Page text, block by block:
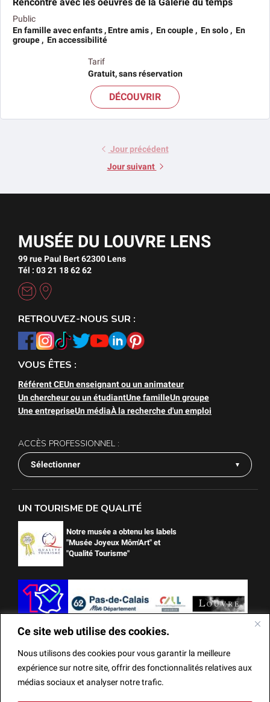
Ce site web utilise des cookies.
Nous utilisons des cookies pour vous garantir la meilleure
expérience sur notre site, offrir des fonctionnalités relatives aux
médias sociaux et analyser notre trafic.
Rencontre avec les oeuvres de la Galerie du temps
Public
En famille avec enfants , Entre amis , En couple , En solo , En
groupe , En accessibilité
Tarif
Gratuit, sans réservation
DÉCOUVRIR
Jour précédent
Jour suivant
MUSÉE DU LOUVRE LENS
99 rue Paul Bert 62300 Lens
Tél : 03 21 18 62 62
RETROUVEZ-NOUS SUR :
VOUS ÊTES :
Référent CEUn enseignant ou un animateur
Un chercheur ou un étudiantUne familleUn groupe
Une entrepriseUn médiaÀ la recherche d'un emploi
ACCÈS PROFESSIONNEL :
Sélectionner
UN TOURISME DE QUALITÉ
Notre musée a obtenu les labels
"Musée Joyeux Môm'Art" et
"Qualité Tourisme"